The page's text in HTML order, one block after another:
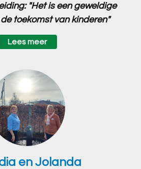
"Het is een geweldige
toekomst van kinderen"
Lees meer
en Jolanda